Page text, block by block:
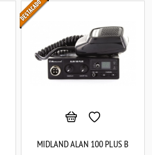
MIDLAND ALAN 100 PLUS B